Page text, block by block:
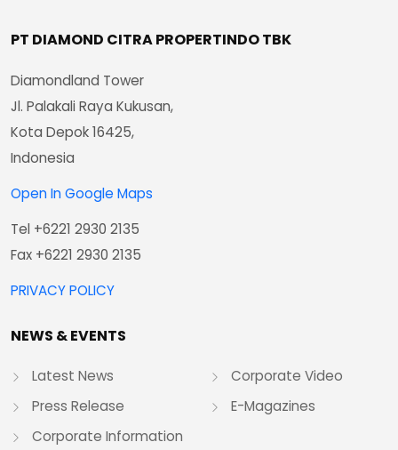
PT DIAMOND CITRA PROPERTINDO TBK
Diamondland Tower
Jl. Palakali Raya Kukusan,
Kota Depok 16425,
Indonesia
Open In Google Maps
Tel +6221 2930 2135
Fax +6221 2930 2135
PRIVACY POLICY
NEWS & EVENTS
Latest News
Press Release
Corporate Information
Corporate Video
E-Magazines